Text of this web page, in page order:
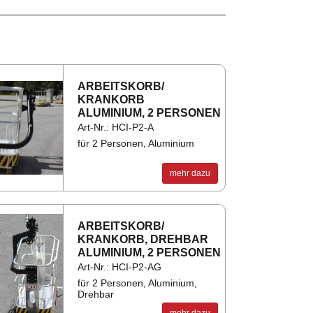
714 mm
440 mm
690 mm
AR­BEITS­KORB/
KRAN­KORB
ALU­MI­NI­UM, 2 PER­SO­NEN
Art-Nr.: HCI-P2-A
für 2 Personen, Aluminium
mehr dazu
AR­BEITS­KORB/
KRAN­KORB, DREH­BAR
ALU­MI­NI­UM, 2 PER­SO­NEN
Art-Nr.: HCI-P2-AG
für 2 Personen, Aluminium,
Drehbar